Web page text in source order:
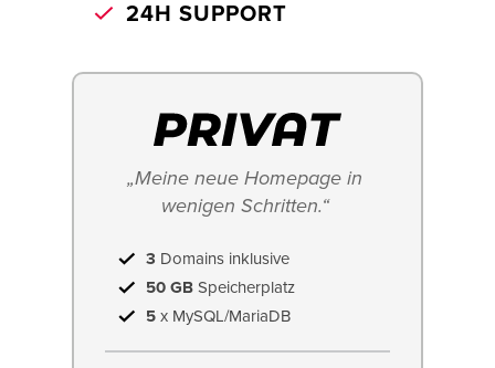
24H SUPPORT
„Meine neue Homepage in
wenigen Schritten.“
3 Domains inklusive
50 GB Speicherplatz
5 x MySQL/MariaDB